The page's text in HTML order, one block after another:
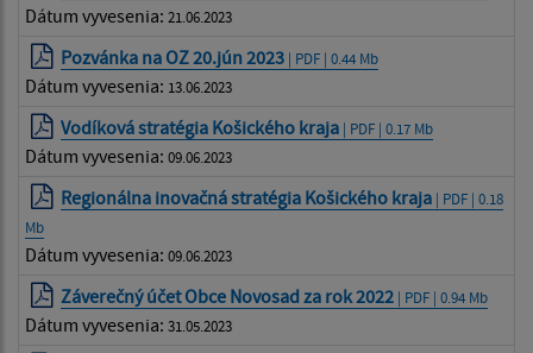
Dátum vyvesenia: 21.06.2023
Pozvánka na OZ 20.jún 2023 | PDF | 0.44 Mb
Dátum vyvesenia: 13.06.2023
Vodíková stratégia Košického kraja | PDF | 0.17 Mb
Dátum vyvesenia: 09.06.2023
Regionálna inovačná stratégia Košického kraja | PDF | 0.18
Mb
Dátum vyvesenia: 09.06.2023
Záverečný účet Obce Novosad za rok 2022 | PDF | 0.94 Mb
Dátum vyvesenia: 31.05.2023